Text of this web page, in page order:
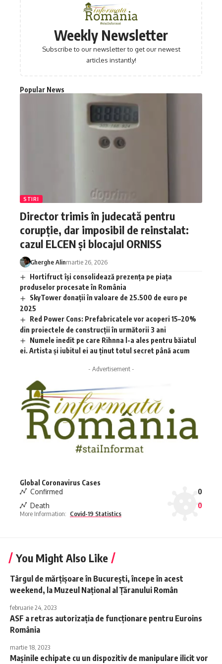
Weekly Newsletter
Subscribe to our newsletter to get our newest
articles instantly!
Popular News
STIRI
Director trimis în judecată pentru
corupție, dar imposibil de reinstalat:
cazul ELCEN și blocajul ORNISS
Gherghe Alinmartie 26, 2026
Hortifruct își consolidează prezența pe piața
produselor procesate în România
SkyTower donații în valoare de 25.500 de euro pe
2025
Red Power Cons: Prefabricatele vor acoperi 15–20%
din proiectele de construcții în următorii 3 ani
Numele inedit pe care Rihnna l-a ales pentru băiatul
ei. Artista și iubitul ei au ținut totul secret până acum
- Advertisement -
Global Coronavirus Cases
Confirmed
0
Death
0
More Information: Covid-19 Statistics
You Might Also Like
Târgul de mărțișoare în București, începe în acest
weekend, la Muzeul Național al Țăranului Român
februarie 24, 2023
ASF a retras autorizaţia de funcţionare pentru Euroins
România
martie 18, 2023
Mașinile echipate cu un dispozitiv de manipulare ilicit vor